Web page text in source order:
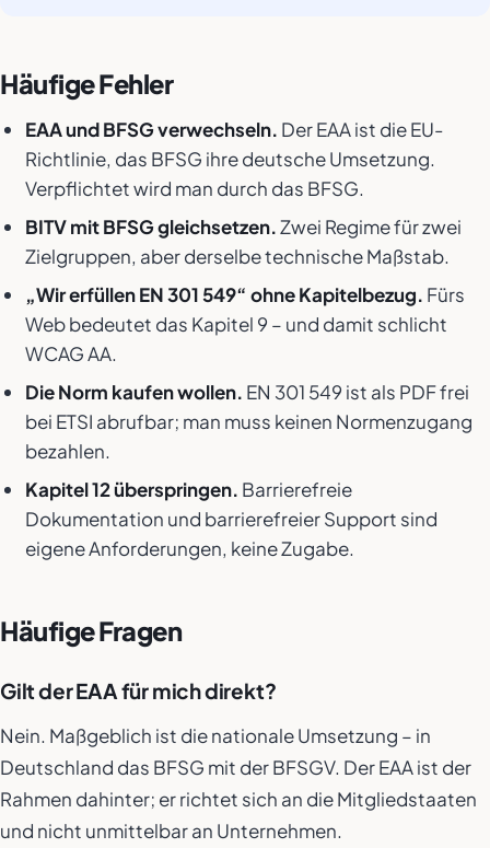
Häufige Fehler
EAA und BFSG verwechseln. Der EAA ist die EU-
Richtlinie, das BFSG ihre deutsche Umsetzung.
Verpflichtet wird man durch das BFSG.
BITV mit BFSG gleichsetzen.Zwei Regime für zwei
Zielgruppen, aber derselbe technische Maßstab.
„Wir erfüllen EN 301 549“ ohne Kapitelbezug. Fürs
Web bedeutet das Kapitel 9 – und damit schlicht
WCAG AA.
Die Norm kaufen wollen. EN 301 549 ist als PDF frei
bei ETSI abrufbar; man muss keinen Normenzugang
bezahlen.
Kapitel 12 überspringen. Barrierefreie
Dokumentation und barrierefreier Support sind
eigene Anforderungen, keine Zugabe.
Häufige Fragen
Gilt der EAA für mich direkt?
Nein. Maßgeblich ist die nationale Umsetzung – in
Deutschland das BFSG mit der BFSGV. Der EAA ist der
Rahmen dahinter; er richtet sich an die Mitgliedstaaten
und nicht unmittelbar an Unternehmen.